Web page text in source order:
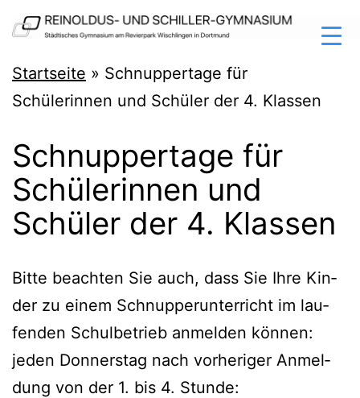
Zum
Inhalt
springen
Reinoldus-
und
Gymnasium
Dortmund
Startseite » Schnuppertage für
Schülerinnen und Schüler der 4. Klassen
Schnuppertage für
Schülerinnen und
Schüler der 4. Klassen
Bit­te beach­ten Sie auch, dass Sie Ihre Kin­
der zu einem Schnup­per­un­ter­richt im lau­
fen­den Schul­be­trieb anmel­den kön­nen:
jeden Don­ners­tag nach vor­he­ri­ger Anmel­
dung von der 1. bis 4. Stun­de: